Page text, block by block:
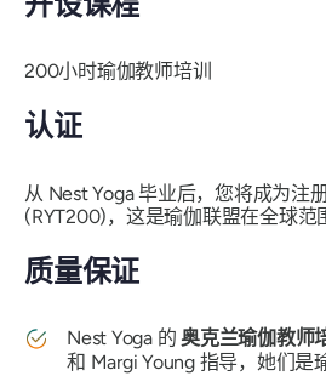
200小时瑜伽教师培训
认证
从 Nest Yoga 毕业后，您将成为注
(RYT200)，这是瑜伽联盟在全球范
质量保证
Nest Yoga 的 奥克兰瑜伽教师
和 Margi Young 指导，她们是